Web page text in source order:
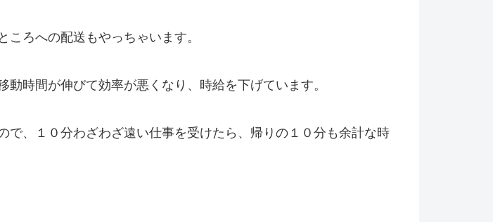
ろへの配送もやっちゃいます。
時間が伸びて効率が悪くなり、時給を下げています。
、１０分わざわざ遠い仕事を受けたら、帰りの１０分も余計な時